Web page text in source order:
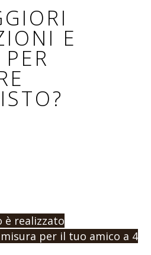
E
è realizzato
per il tuo amico a 4